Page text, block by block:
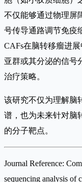
不仅能够通过物理屏
号传导通路调节免疫
CAFs在脑转移瘤进
亚群或其分泌的信号
治疗策略。
该研究不仅为理解脑
谱，也为未来针对脑
的分子靶点。
Journal Reference:
sequencing analysis of